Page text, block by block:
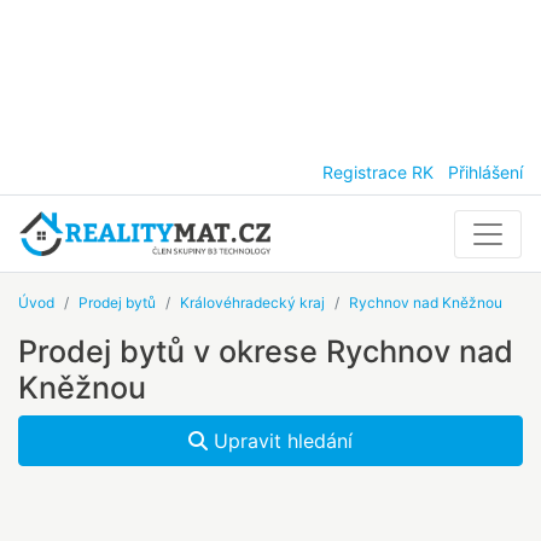
Registrace RK Přihlášení
Úvod Prodej bytů Královéhradecký kraj Rychnov nad Kněžnou
Prodej bytů v okrese Rychnov nad
Kněžnou
Upravit hledání